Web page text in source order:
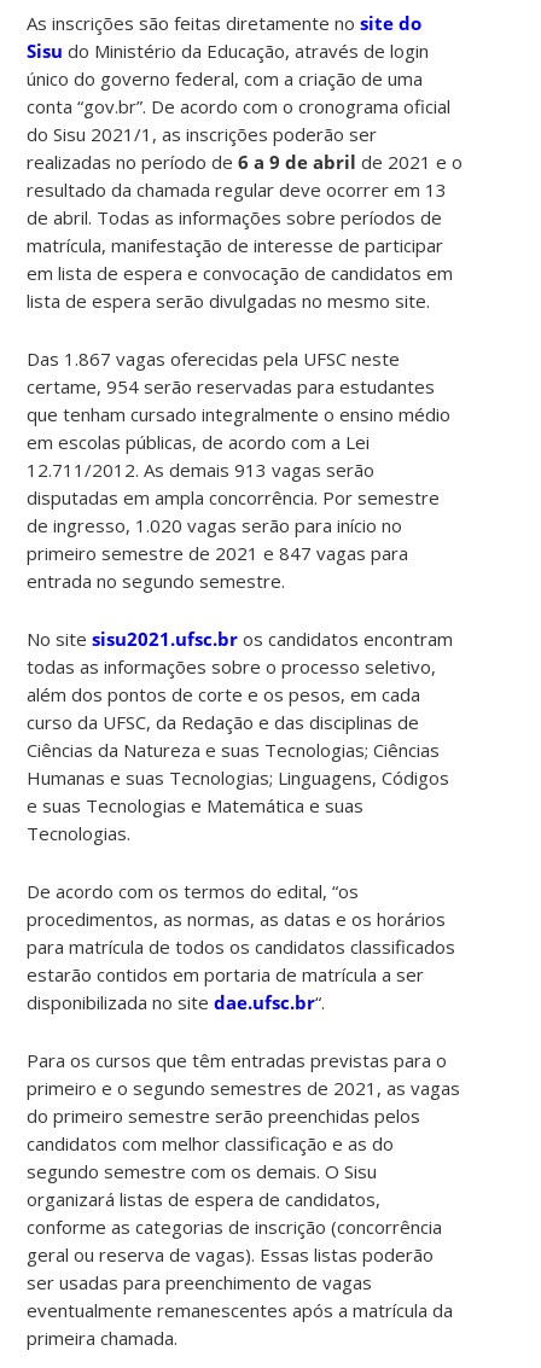
As inscrições são feitas diretamente nosite do
Sisu do Ministério da Educação, através de login
único do governo federal, com a criação de uma
conta “gov.br”. De acordo com o cronograma oficial
do Sisu 2021/1, as inscrições poderão ser
realizadas no período de6 a 9 de abril de 2021 e o
resultado da chamada regular deve ocorrer em 13
de abril. Todas as informações sobre períodos de
matrícula, manifestação de interesse de participar
em lista de espera e convocação de candidatos em
lista de espera serão divulgadas no mesmo site.
Das 1.867 vagas oferecidas pela UFSC neste
certame, 954 serão reservadas para estudantes
que tenham cursado integralmente o ensino médio
em escolas públicas, de acordo com a Lei
12.711/2012. As demais 913 vagas serão
disputadas em ampla concorrência. Por semestre
de ingresso, 1.020 vagas serão para início no
primeiro semestre de 2021 e 847 vagas para
entrada no segundo semestre.
No sitesisu2021.ufsc.br os candidatos encontram
todas as informações sobre o processo seletivo,
além dos pontos de corte e os pesos, em cada
curso da UFSC, da Redação e das disciplinas de
Ciências da Natureza e suas Tecnologias; Ciências
Humanas e suas Tecnologias; Linguagens, Códigos
e suas Tecnologias e Matemática e suas
Tecnologias.
De acordo com os termos do edital, “os
procedimentos, as normas, as datas e os horários
para matrícula de todos os candidatos classificados
estarão contidos em portaria de matrícula a ser
disponibilizada no sitedae.ufsc.br“.
Para os cursos que têm entradas previstas para o
primeiro e o segundo semestres de 2021, as vagas
do primeiro semestre serão preenchidas pelos
candidatos com melhor classificação e as do
segundo semestre com os demais. O Sisu
organizará listas de espera de candidatos,
conforme as categorias de inscrição (concorrência
geral ou reserva de vagas). Essas listas poderão
ser usadas para preenchimento de vagas
eventualmente remanescentes após a matrícula da
primeira chamada.